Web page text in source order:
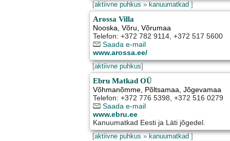
[aktiivne puhkus»kanuumatkad]
Arossa Villa
Nooska,Võru, Võrumaa
Telefon: +372 782 9114, +372 517 5600
Saada e-mail
www.arossa.ee/
[aktiivne puhkus]
Ebru Matkad OÜ
Võhmanõmme, Põltsamaa, Jõgevamaa
Telefon: +372 776 5398, +372 516 0279
Saada e-mail
www.ebru.ee
Kanuumatkad Eesti ja Läti jõgedel.
[aktiivne puhkus»kanuumatkad]